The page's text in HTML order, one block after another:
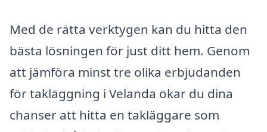
Med de rätta verktygen kan du hitta den
bästa lösningen för just ditt hem. Genom
att jämföra minst tre olika erbjudanden
för takläggning i Velanda ökar du dina
chanser att hitta en takläggare som